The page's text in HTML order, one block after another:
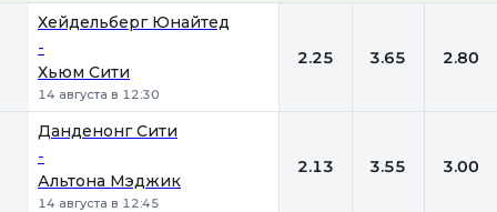
Хейдельберг Юнайтед
-
Хьюм Сити
14 августа в 12:30
2.25 3.65 2.80
Данденонг Сити
-
Альтона Мэджик
14 августа в 12:45
2.13 3.55 3.00